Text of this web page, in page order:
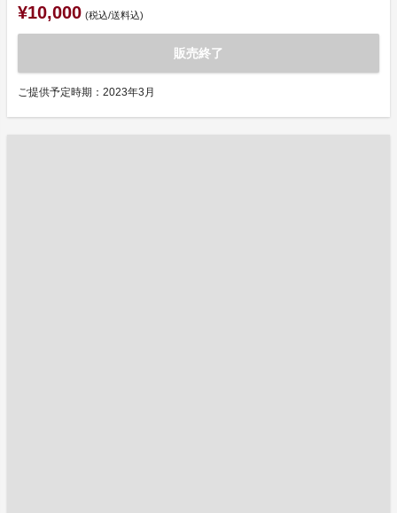
¥10,000 (税込/送料込)
販売終了
ご提供予定時期：2023年3月